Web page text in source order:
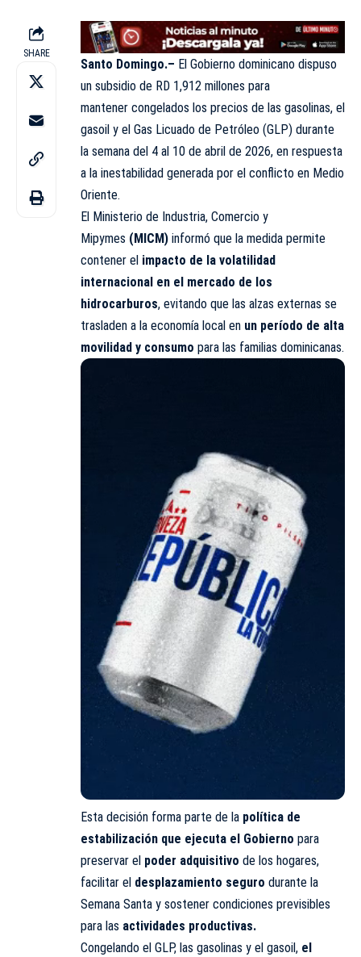
SHARE
Santo Domingo.– El Gobierno dominicano dispuso
un subsidio de RD 1,912 millones para
mantener congelados los precios de las gasolinas, el
gasoil y el Gas Licuado de Petróleo (GLP) durante
la semana del 4 al 10 de abril de 2026, en respuesta
a la inestabilidad generada por el conflicto en Medio
Oriente.
El Ministerio de Industria, Comercio y
Mipymes (MICM) informó que la medida permite
contener el impacto de la volatilidad
internacional en el mercado de los
hidrocarburos, evitando que las alzas externas se
trasladen a la economía local en un período de alta
movilidad y consumo para las familias dominicanas.
Esta decisión forma parte de la política de
estabilización que ejecuta el Gobierno para
preservar el poder adquisitivo de los hogares,
facilitar el desplazamiento seguro durante la
Semana Santa y sostener condiciones previsibles
para las actividades productivas.
Congelando el GLP, las gasolinas y el gasoil, el